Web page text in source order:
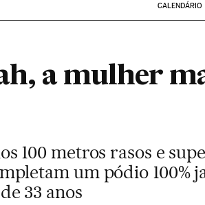
CALENDÁRIO
a mulher
100 metros rasos e
um pódio 100%
33 anos